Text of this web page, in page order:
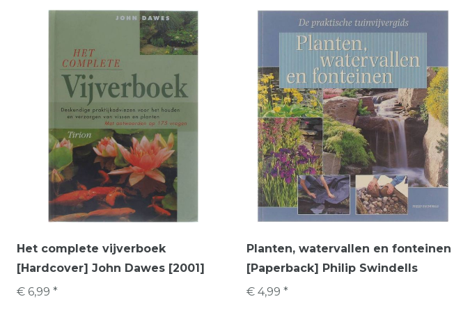
Het complete vijverboek
[Hardcover] John Dawes [2001]
€ 6,99 *
Planten, watervallen en fonteinen
[Paperback] Philip Swindells
€ 4,99 *